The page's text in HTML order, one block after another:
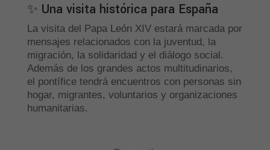
✨ Una visita histórica para España
La visita del Papa León XIV estará marcada por
mensajes relacionados con la juventud, la
migración, la solidaridad y el diálogo social.
Además de los grandes actos multitudinarios,
el pontífice tendrá encuentros con personas sin
hogar, migrantes, voluntarios y organizaciones
humanitarias.